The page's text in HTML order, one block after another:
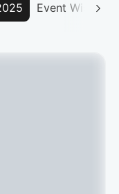
Event Wisata